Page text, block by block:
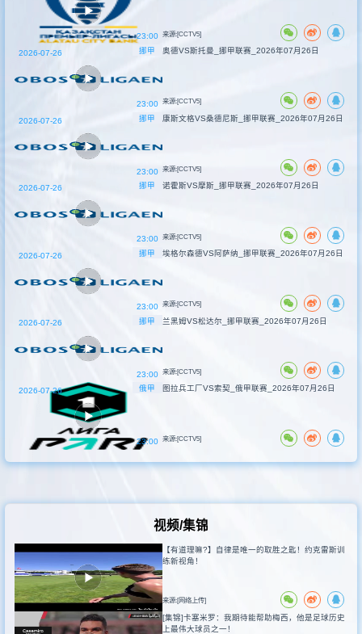
23:00 来源:[CCTV5]
挪甲
23:00
2026-07-26 奥德VS斯托曼_挪甲联赛_2026年07月26日
来源:[CCTV5]
挪甲
23:00
2026-07-26 康斯文格VS桑德尼斯_挪甲联赛_2026年07月26日
来源:[CCTV5]
挪甲
23:00
2026-07-26 诺霍斯VS摩斯_挪甲联赛_2026年07月26日
来源:[CCTV5]
挪甲
23:00
2026-07-26 埃格尔森德VS阿萨纳_挪甲联赛_2026年07月26日
来源:[CCTV5]
挪甲
23:00
2026-07-26 兰黑姆VS松达尔_挪甲联赛_2026年07月26日
来源:[CCTV5]
俄甲
23:00
2026-07-26 图拉兵工厂VS索契_俄甲联赛_2026年07月26日
来源:[CCTV5]
视频/集锦
【有道理嘛?】自律是唯一的取胜之匙！约克雷斯训
练新视角！
来源:[网络上传]
[集锦]卡塞米罗：我期待能帮助梅西，他是足球历史
上最伟大球员之一！